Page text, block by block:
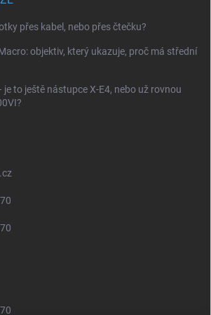
přes kabel, nebo přes čtečku?
objektiv, který ukazuje, proč má střední
je to ještě nástupce X-E4, nebo už rovnou